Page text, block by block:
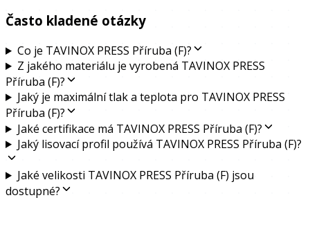
Často kladené otázky
Co je TAVINOX PRESS Příruba (F)?
Z jakého materiálu je vyrobená TAVINOX PRESS
Příruba (F)?
Jaký je maximální tlak a teplota pro TAVINOX PRESS
Příruba (F)?
Jaké certifikace má TAVINOX PRESS Příruba (F)?
Jaký lisovací profil používá TAVINOX PRESS Příruba (F)?
Jaké velikosti TAVINOX PRESS Příruba (F) jsou
dostupné?